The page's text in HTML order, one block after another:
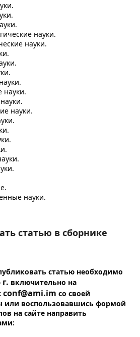
науки.
науки.
науки.
науки.
науки.
статью в сборнике
статью необходимо
включительно на
conf@ami.im со своей
или воспользовавшись формой
на сайте направить